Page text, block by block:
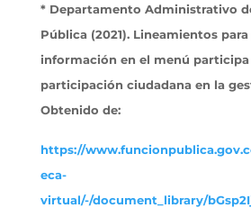
* Departamento Administrativo
Pública (2021). Lineamientos
información en el menú participa
participación ciudadana en la
Obtenido de:
https://
eca-
virtual/-/document_library/